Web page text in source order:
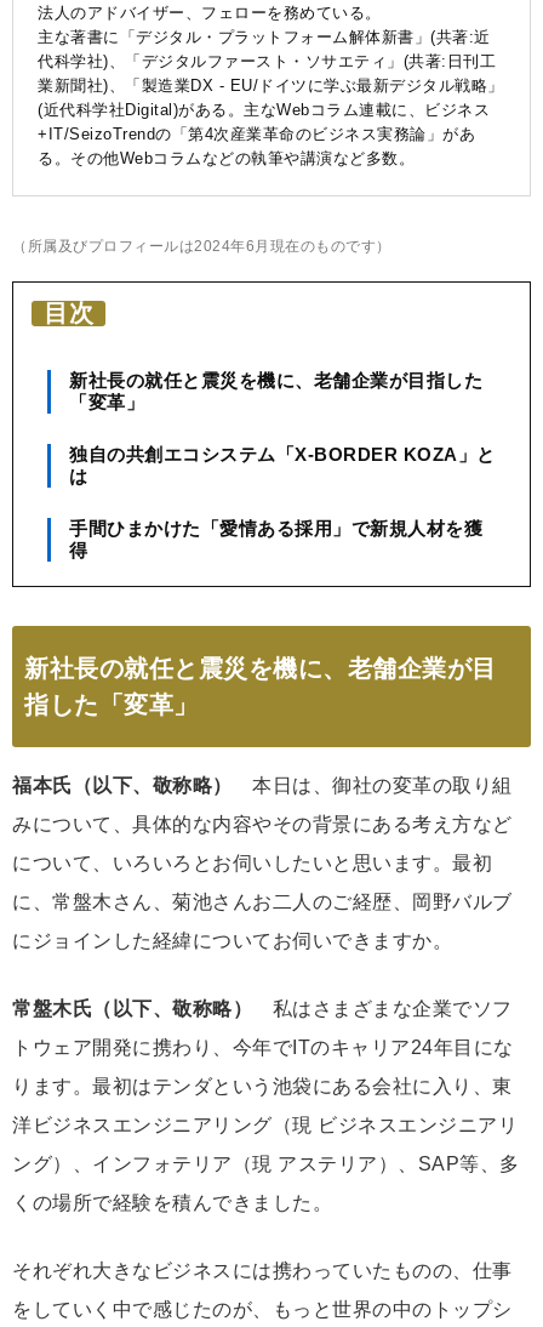
法人のアドバイザー、フェローを務めている。
主な著書に「デジタル・プラットフォーム解体新書」(共著:近
代科学社)、「デジタルファースト・ソサエティ」(共著:日刊工
業新聞社)、「製造業DX - EU/ドイツに学ぶ最新デジタル戦略」
(近代科学社Digital)がある。主なWebコラム連載に、ビジネス
+IT/SeizoTrendの「第4次産業革命のビジネス実務論」があ
る。その他Webコラムなどの執筆や講演など多数。
（所属及びプロフィールは2024年6月現在のものです）
目次
新社長の就任と震災を機に、老舗企業が目指した
「変革」
独自の共創エコシステム「X-BORDER KOZA」と
は
手間ひまかけた「愛情ある採用」で新規人材を獲
得
新社長の就任と震災を機に、老舗企業が目
指した「変革」
福本氏（以下、敬称略）
本日は、御社の変革の取り組
みについて、具体的な内容やその背景にある考え方など
について、いろいろとお伺いしたいと思います。最初
に、常盤木さん、菊池さんお二人のご経歴、岡野バルブ
にジョインした経緯についてお伺いできますか。
常盤木氏（以下、敬称略）
私はさまざまな企業でソフ
トウェア開発に携わり、今年でITのキャリア24年目にな
ります。最初はテンダという池袋にある会社に入り、東
洋ビジネスエンジニアリング（現 ビジネスエンジニアリ
ング）、インフォテリア（現 アステリア）、SAP等、多
くの場所で経験を積んできました。
それぞれ大きなビジネスには携わっていたものの、仕事
をしていく中で感じたのが、もっと世界の中のトップシ